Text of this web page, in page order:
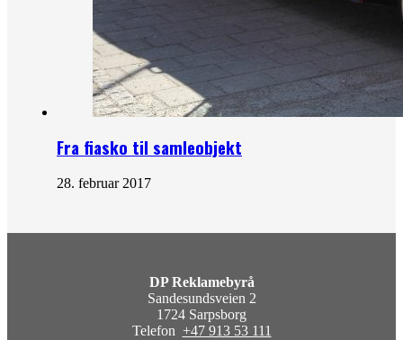
Fra fiasko til samleobjekt
28. februar 2017
DP Reklamebyrå
Sandesundsveien 2
1724 Sarpsborg
Telefon +47 913 53 111